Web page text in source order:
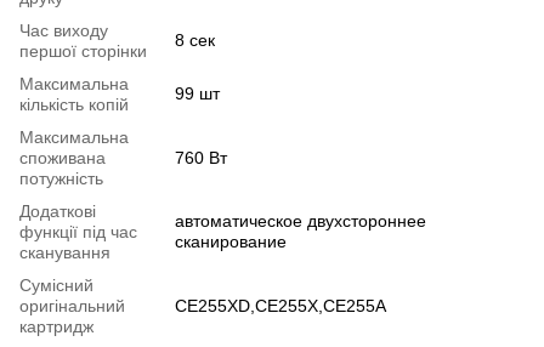
Час виходу
першої сторінки
8 сек
Максимальна
кількість копій
99 шт
Максимальна
споживана
потужність
760 Вт
Додаткові
функції під час
сканування
автоматическое двухстороннее
сканирование
Сумісний
оригінальний
картридж
CE255XD,CE255X,CE255A